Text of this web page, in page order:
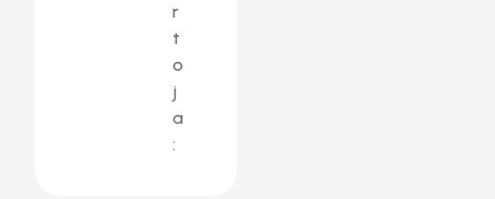
r
t
o
j
a
: